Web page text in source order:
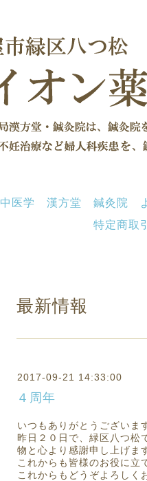
中医学 漢方堂 鍼灸院
特定商取
最新情報
2017-09-21 14:33:00
４周年
いつもありがとうございま
昨日２０日で、緑区八つ松
物と心より感謝申し上げま
これからも皆様のお役に立
これからもどうぞよろしく